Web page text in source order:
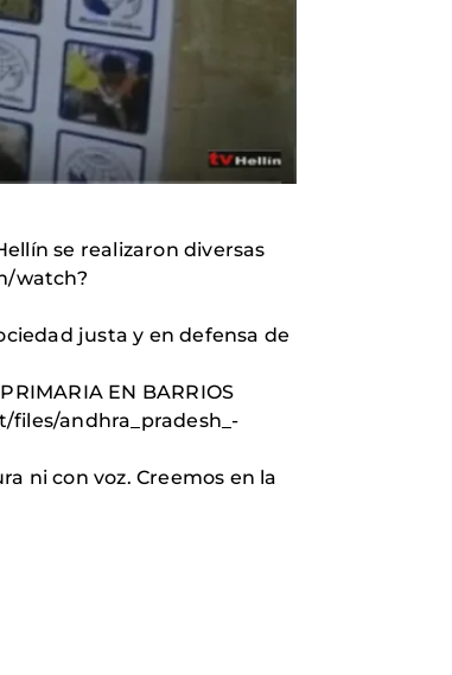
se realizaron diversas
watch?
justa y en defensa de
EN BARRIOS
files/andhra_pradesh_-
ni con voz. Creemos en la